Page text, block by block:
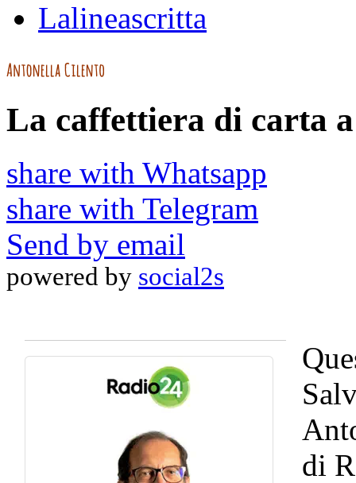
Lalineascritta
La caffettiera di carta
share with Whatsapp
share with Telegram
Send by email
powered by social2s
di